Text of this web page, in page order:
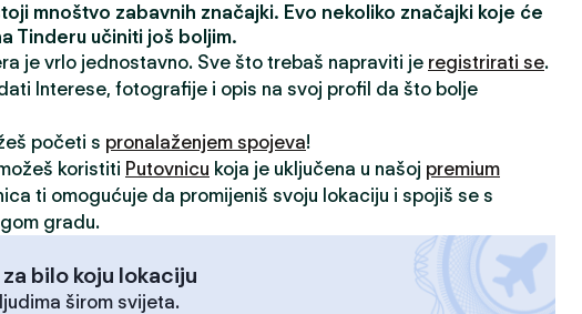
mnoštvo zabavnih značajki. Evo nekoliko značajki koje će
Tinderu učiniti još boljim.
je vrlo jednostavno. Sve što trebaš napraviti je registrirati se.
Interese, fotografije i opis na svoj profil da što bolje
početi s pronalaženjem spojeva!
koristiti Putovnicu koja je uključena u našoj premium
ti omogućuje da promijeniš svoju lokaciju i spojiš se s
gradu.
bilo koju lokaciju
širom svijeta.